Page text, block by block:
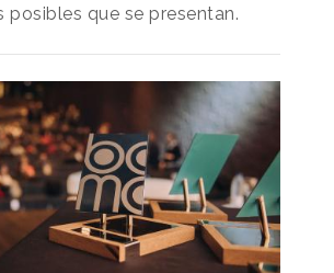
posibles que se presentan.